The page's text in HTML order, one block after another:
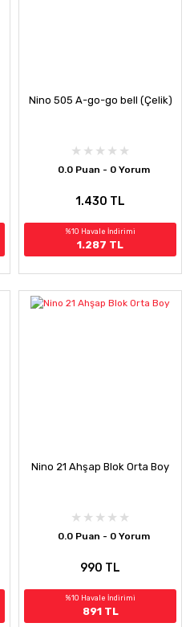
Nino 505 A-go-go bell (Çelik)
0.0 Puan - 0 Yorum
1.430 TL
%10 Havale İndirimi
1.287 TL
Nino 21 Ahşap Blok Orta Boy
0.0 Puan - 0 Yorum
990 TL
%10 Havale İndirimi
891 TL